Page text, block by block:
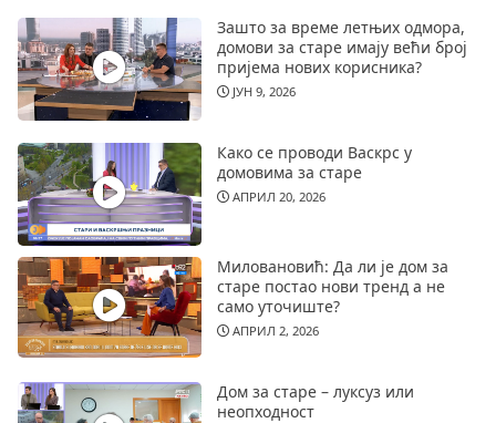
Зашто за време летњих одмора,
домови за старе имају већи број
пријема нових корисника?
ЈУН 9, 2026
Како се проводи Васкрс у
домовима за старе
АПРИЛ 20, 2026
Миловановић: Да ли је дом за
старе постао нови тренд а не
само уточиште?
АПРИЛ 2, 2026
Дом за старе – луксуз или
неопходност